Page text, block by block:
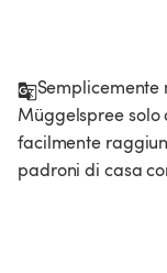
Müggelspree solo
facilmente
padroni di casa